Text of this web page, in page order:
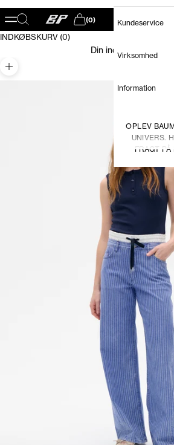
Åbn navigationsmenu
Åbn søgefunktionBaum und Pferdgarten DK
Åbn indkøbskurv
(0) Kundeservice
Virksomhed
Information
OPLEV
UNIVERS.
FRAGT
INDKØBSKURV (0)
Din indkøbskurv er
Zoom